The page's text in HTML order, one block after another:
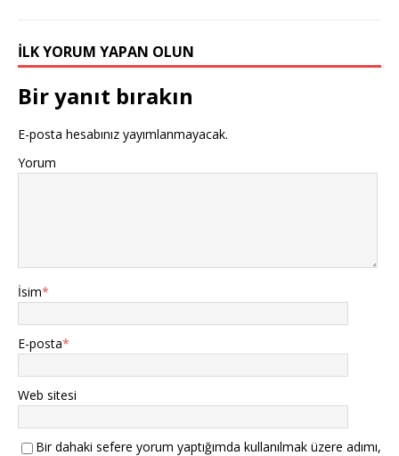
İLK YORUM YAPAN OLUN
Bir yanıt bırakın
E-posta hesabınız yayımlanmayacak.
Yorum
İsim*
E-posta*
Web sitesi
Bir dahaki sefere yorum yaptığımda kullanılmak üzere adımı,